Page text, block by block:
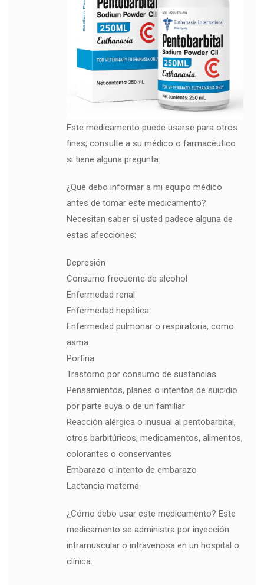
Este medicamento puede usarse para otros
fines; consulte a su médico o farmacéutico
si tiene alguna pregunta.
¿Qué debo informar a mi equipo médico
antes de tomar este medicamento?
Necesitan saber si usted padece alguna de
estas afecciones:
Depresión
Consumo frecuente de alcohol
Enfermedad renal
Enfermedad hepática
Enfermedad pulmonar o respiratoria, como
asma
Porfiria
Trastorno por consumo de sustancias
Pensamientos, planes o intentos de suicidio
por parte suya o de un familiar
Reacción alérgica o inusual al pentobarbital,
otros barbitúricos, medicamentos, alimentos,
colorantes o conservantes
Embarazo o intento de embarazo
Lactancia materna
¿Cómo debo usar este medicamento? Este
medicamento se administra por inyección
intramuscular o intravenosa en un hospital o
clínica.